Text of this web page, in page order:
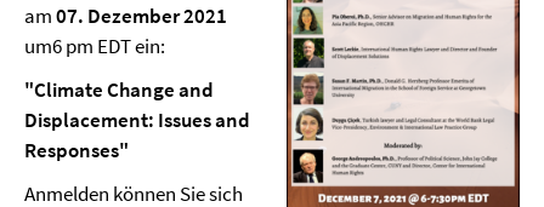
am07. Dezember 2021
um6 pm EDT ein:
"Climate Change and
Displacement: Issues and
Responses"
Anmelden können Sie sich